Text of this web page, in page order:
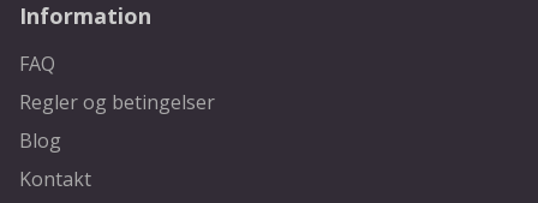
Information
FAQ
Regler og betingelser
Blog
Kontakt